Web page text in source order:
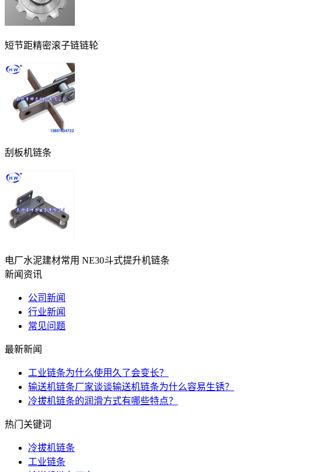
短节距精密滚子链链轮
刮板机链条
电厂水泥建材常用 NE30斗式提升机链条
新闻资讯
公司新闻
行业新闻
常见问题
最新新闻
工业链条为什么使用久了会变长？
输送机链条厂家谈谈输送机链条为什么容易生锈？
冷拔机链条的润滑方式有哪些特点？
热门关键词
冷拔机链条
工业链条